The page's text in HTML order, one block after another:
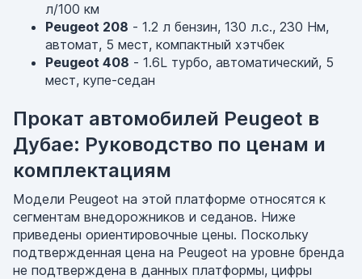
л/100 км
Peugeot 208 - 1.2 л бензин, 130 л.с., 230 Нм,
автомат, 5 мест, компактный хэтчбек
Peugeot 408 - 1.6L турбо, автоматический, 5
мест, купе-седан
Прокат автомобилей Peugeot в
Дубае: Руководство по ценам и
комплектациям
Модели Peugeot на этой платформе относятся к
сегментам внедорожников и седанов. Ниже
приведены ориентировочные цены. Поскольку
подтвержденная цена на Peugeot на уровне бренда
не подтверждена в данных платформы, цифры